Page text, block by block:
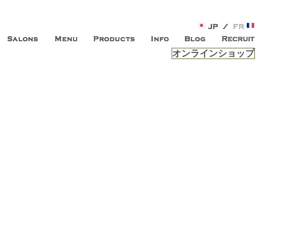
シオールは、 内面から輝く美をトー
通りに「パリ店」がオープン。お客様のもつ「自らしい美しさ」を追求し、未来の
商品・技術・サービスを提供する総合エステサロンです。
オンラインショップ